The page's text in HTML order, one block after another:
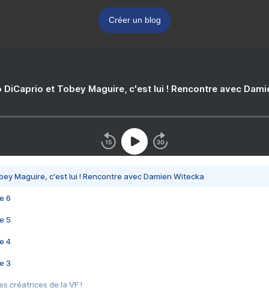
Créer un blog
DiCaprio et Tobey Maguire, c'est lui ! Rencontre avec
Maguire, c'est lui ! Rencontre avec Damien Witecka
6
5
4
3
créatrices de la VF !